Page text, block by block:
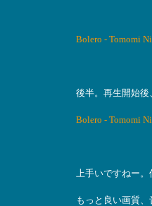
Bolero - Tomomi
後半。再生開始
Bolero - Tomomi
上手いですねー。
もっと良い画質、